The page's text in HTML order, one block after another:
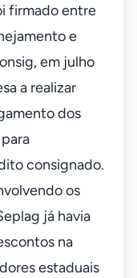
firmado entre
e
em julho
a realizar
dos
consignado.
os
já havia
na
estaduais